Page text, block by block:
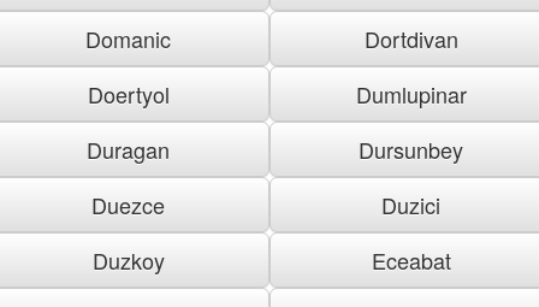
Domanic
Dortdivan
Doertyol
Dumlupinar
Duragan
Dursunbey
Duezce
Duzici
Duzkoy
Eceabat